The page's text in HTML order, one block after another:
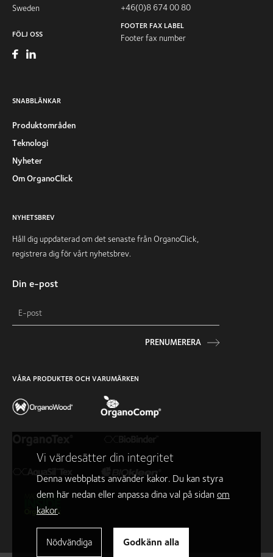
Sweden
FÖLJ OSS
+46(0)8 674 00 80
FOOTER FAX LABEL
Footer fax number
SNABBLÄNKAR
Produktområden
Teknologi
Nyheter
Om OrganoClick
NYHETSBREV
Håll dig uppdaterad om det senaste från OrganoClick,
registrera dig för vårt nyhetsbrev.
Din e-post
PRENUMERERA
VÅRA PRODUKTER OCH VARUMÄRKEN
Vi värdesätter din integritet
Denna webbplats använder kakor. Du kan styra
dem här nedan eller anpassa dina val på sidan om
kakor.
Nödvändiga Godkänn alla